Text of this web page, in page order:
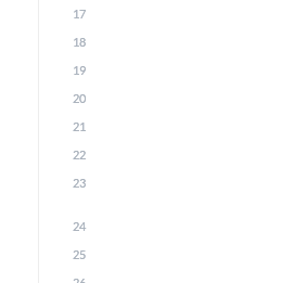
17
18
19
20
21
22
23
24
25